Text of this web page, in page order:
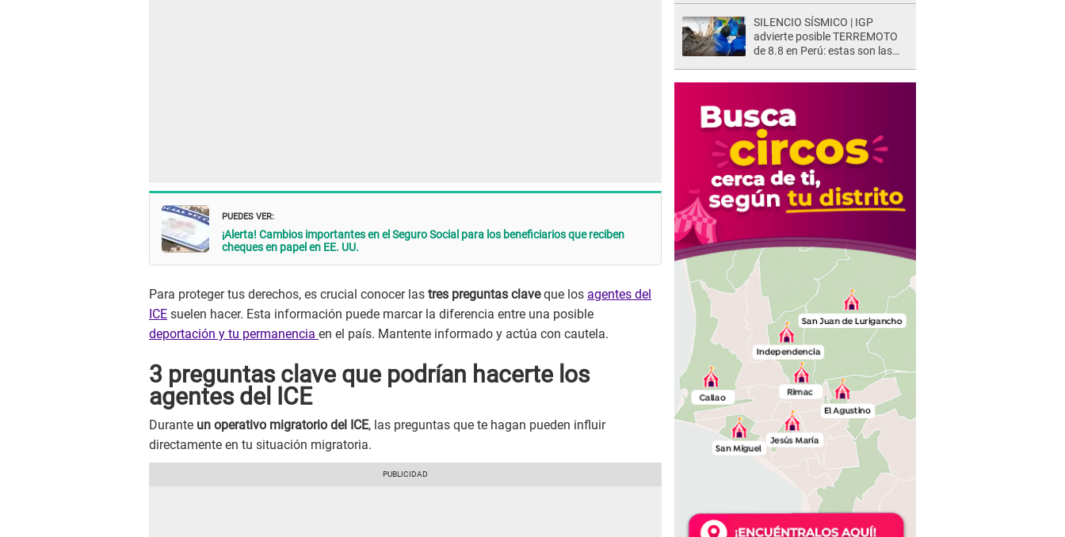
PUEDES VER:
¡Alerta! Cambios importantes en el Seguro Social para los beneficiarios que reciben
cheques en papel en EE. UU.
Para proteger tus derechos, es crucial conocer las tres preguntas claveque los agentes del
ICE suelen hacer. Esta información puede marcar la diferencia entre una posible
deportación y tu permanencia en el país. Mantente informado y actúa con cautela.
3 preguntas clave que podrían hacerte los
agentes del ICE
Durante un operativo migratorio del ICE, las preguntas que te hagan pueden influir
directamente en tu situación migratoria.
SILENCIO SÍSMICO | IGP
advierte posible TERREMOTO
de 8.8 en Perú: estas son las